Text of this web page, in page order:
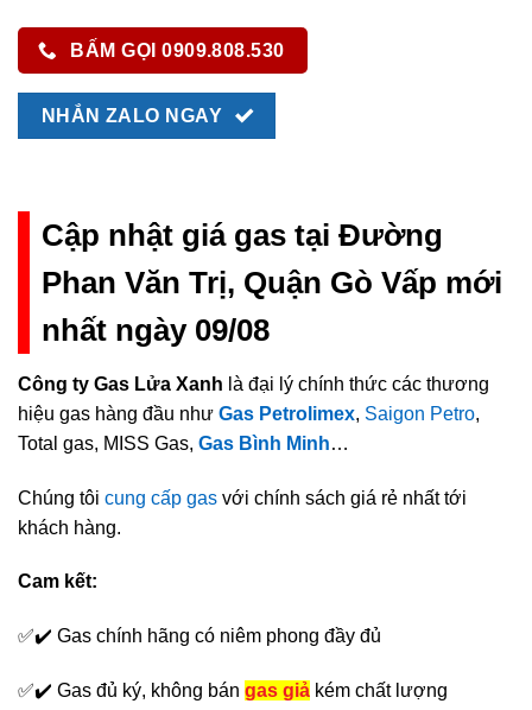
BẤM GỌI 0909.808.530
NHẮN ZALO NGAY
Cập nhật giá gas tại Đường
Phan Văn Trị, Quận Gò Vấp mới
nhất ngày 09/08
Công ty Gas Lửa Xanh là đại lý chính thức các thương
hiệu gas hàng đầu như Gas Petrolimex, Saigon Petro,
Total gas, MISS Gas, Gas Bình Minh…
Chúng tôi cung cấp gas với chính sách giá rẻ nhất tới
khách hàng.
Cam kết:
✅✔️ Gas chính hãng có niêm phong đầy đủ
✅✔️ Gas đủ ký, không bán gas giả kém chất lượng